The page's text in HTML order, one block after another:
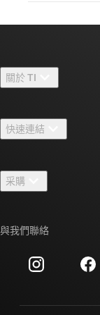
關於 TI
人才招募
新聞室
活動
投資人關系
快速連結
TI E2E™ 設計支
交互參考搜索
客戶支援中心
采購
訂購 FAQ
與我們聯絡